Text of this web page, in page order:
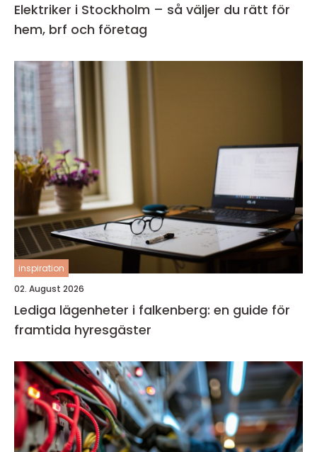
Elektriker i Stockholm – så väljer du rätt för
hem, brf och företag
inspiration
02. August 2026
Lediga lägenheter i falkenberg: en guide för
framtida hyresgäster